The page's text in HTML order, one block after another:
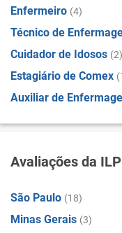
Enfermeiro (4)
Técnico de
Cuidador de Idosos (2)
Estagiário de Comex
Auxiliar de
Avaliações da
São Paulo (18)
Minas Gerais (3)